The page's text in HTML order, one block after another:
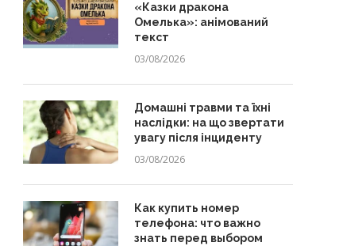
«Казки дракона
Омелька»: анімований
текст
03/08/2026
Домашні травми та їхні
наслідки: на що звертати
увагу після інциденту
03/08/2026
Как купить номер
телефона: что важно
знать перед выбором